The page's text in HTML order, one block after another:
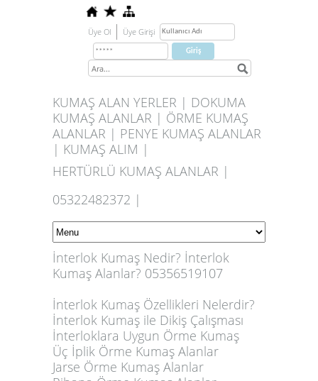
Üye Ol Üye Girişi
KUMAŞ ALAN YERLER | DOKUMA
KUMAŞ ALANLAR | ÖRME KUMAŞ
ALANLAR | PENYE KUMAŞ ALANLAR
| KUMAŞ ALIM |
HERTÜRLÜ KUMAŞ ALANLAR |
05322482372 |
İnterlok Kumaş Nedir? İnterlok
Kumaş Alanlar? 05356519107
İnterlok Kumaş Özellikleri Nelerdir?
İnterlok Kumaş ile Dikiş Çalışması
İnterloklara Uygun Örme Kumaş
Üç İplik Örme Kumaş Alanlar
Jarse Örme Kumaş Alanlar